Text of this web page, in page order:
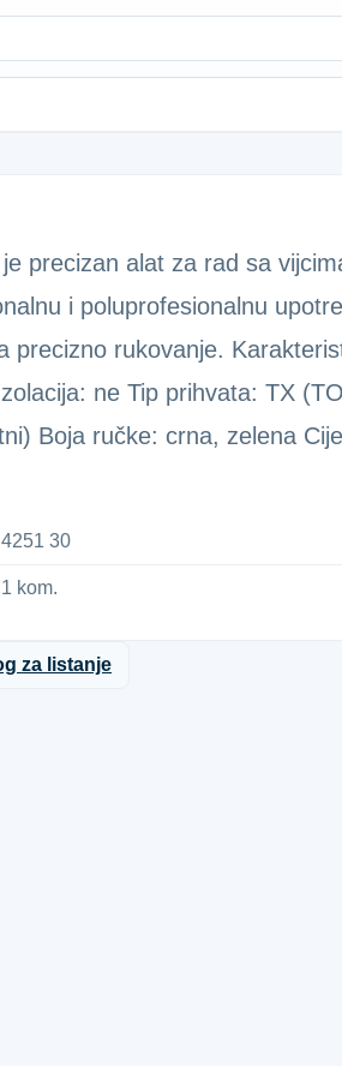
MK-DRŠKA TX30
precizan alat za rad sa
i poluprofesionalnu
precizno rukovanje.
ne Tip prihvata: TX
Boja ručke: crna, zelena
4​2​5​1​ ​3​0​
1 kom.
za listanje